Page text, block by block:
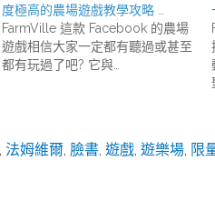
度極高的農場遊戲教學攻略 …
FarmVille 這款 Facebook 的農場
遊戲相信大家一定都有聽過或甚至
都有玩過了吧? 它與…
法姆維爾 臉書 遊戲 遊樂場 限